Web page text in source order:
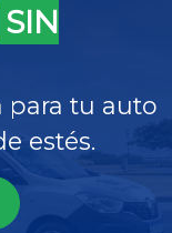
SIN
para tu auto
estés.